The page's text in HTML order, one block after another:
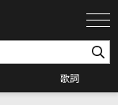
歌詞